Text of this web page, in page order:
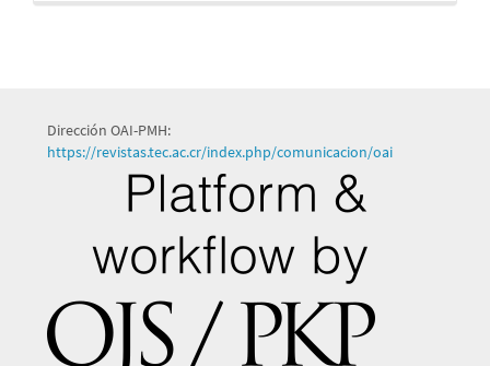
Dirección OAI-PMH:
https://revistas.tec.ac.cr/index.php/comunicacion/oai